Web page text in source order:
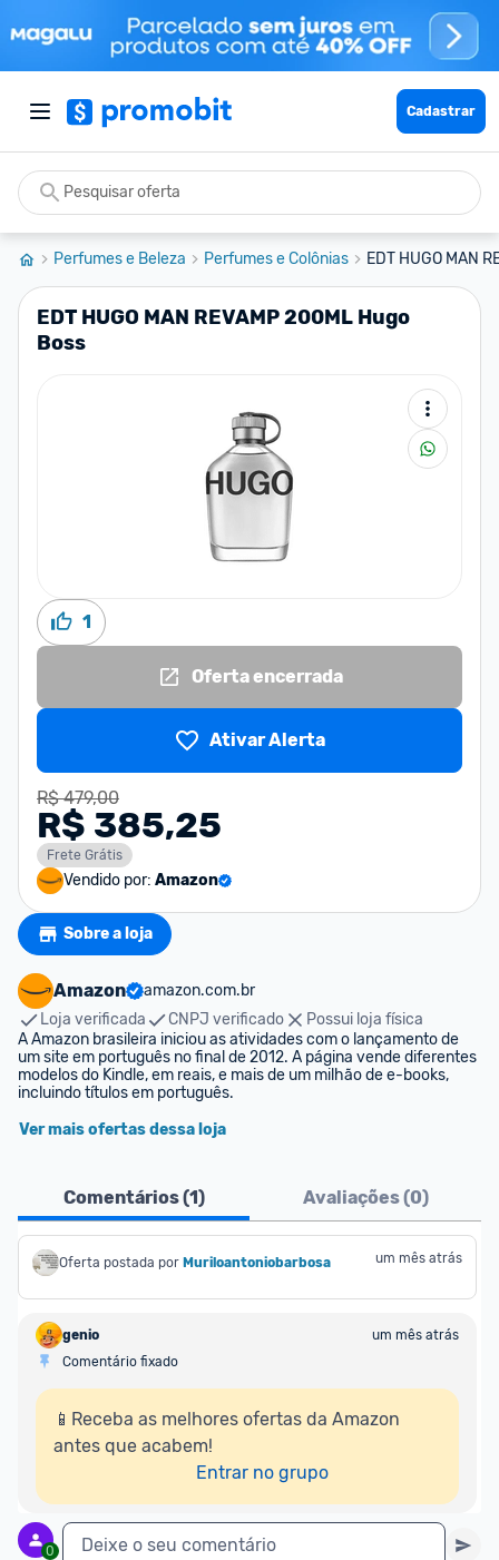
Cadastrar
Perfumes e Beleza Perfumes e Colônias EDT HUGO MAN
EDT HUGO MAN REVAMP 200ML Hugo
Boss
1
Oferta encerrada
Ativar Alerta
R$ 479,00
R$ 385,25
Frete Grátis
Vendido por: Amazon
Sobre a loja
Amazon
amazon.com.br
Loja verificada
CNPJ verificado
Possui loja física
A Amazon brasileira iniciou as atividades com o lançamento de
um site em português no final de 2012. A página vende diferentes
modelos do Kindle, em reais, e mais de um milhão de e-books,
incluindo títulos em português.
Ver mais ofertas dessa loja
Comentários (1) Avaliações (0)
Oferta postada por Muriloantoniobarbosa um mês atrás
genio
um mês atrás
Comentário fixado
📱Receba as melhores ofertas da Amazon
antes que acabem!
Entrar no grupo
0 Deixe o seu comentário